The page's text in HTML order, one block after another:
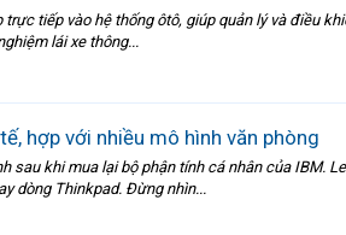
tiếp vào hệ thống ôtô, giúp quản lý và điều
lái xe thông...
hợp với nhiều mô hình văn phòng
khi mua lại bộ phận tính cá nhân của IBM.
dòng Thinkpad. Đừng nhìn...